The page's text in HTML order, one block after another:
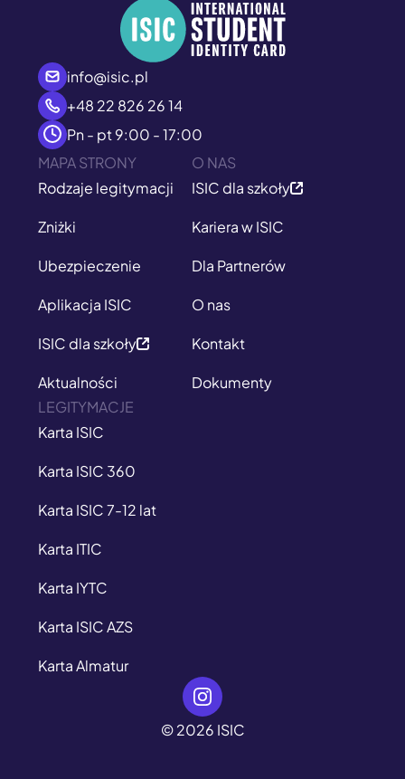
info@isic.pl
+48 22 826 26 14
Pn - pt 9:00 - 17:00
MAPA STRONY
Rodzaje legitymacji
Zniżki
Ubezpieczenie
Aplikacja ISIC
ISIC dla szkoły
Aktualności
O NAS
ISIC dla szkoły
Kariera w ISIC
Dla Partnerów
O nas
Kontakt
Dokumenty
LEGITYMACJE
Karta ISIC
Karta ISIC 360
Karta ISIC 7-12 lat
Karta ITIC
Karta IYTC
Karta ISIC AZS
Karta Almatur
© 2026 ISIC